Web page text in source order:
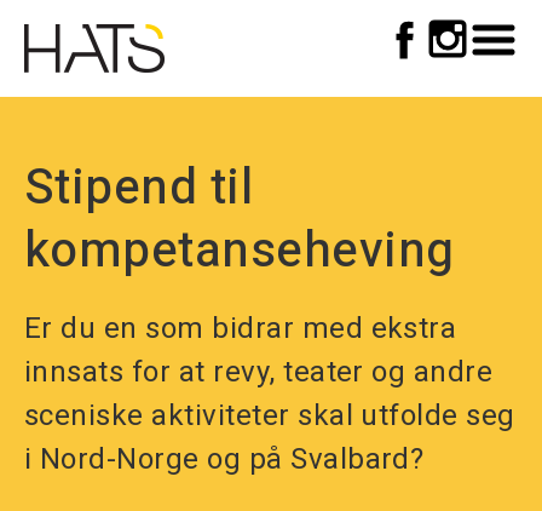
main
navigation
Top
meny
Stipend til
kompetanseheving
Er du en som bidrar med ekstra
innsats for at revy, teater og andre
sceniske aktiviteter skal utfolde seg
i Nord-Norge og på Svalbard?